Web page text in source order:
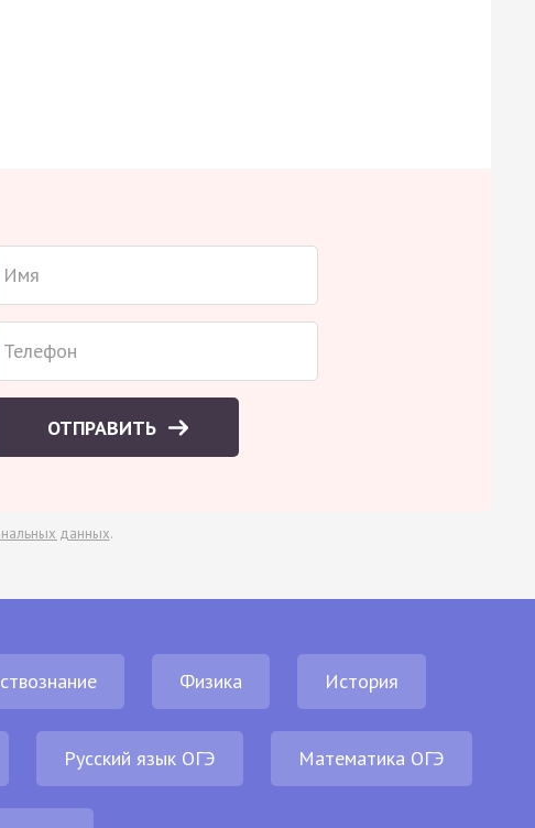
ОТПРАВИТЬ
данных.
Физика История
Русский язык ОГЭ Математика ОГЭ